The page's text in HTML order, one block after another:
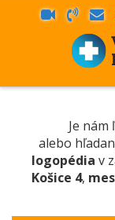
Je
alebo
logopédia v
Košice 4,